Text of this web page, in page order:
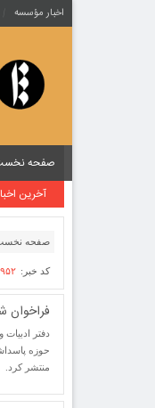
اخبار مؤسسه
صفحه
آخرین
صفحه
کد خبر:
فراخوان
دفتر
حوزه
منتشر کرد.